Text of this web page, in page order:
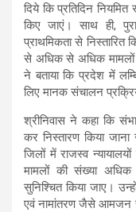
दिये कि प्रतिदिन
किए जाएं। साथ ही,
प्राथमिकता से निस्तारित
से अधिक से अधिक मामलों
ने बताया कि प्रदेश में
लिए मानक संचालन
श्रीनिवास ने कहा कि
कर निस्तारण किया
जिलों में राजस्व
मामलों की संख्या अधिक
सुनिश्चित किया जाए।
एवं नामांतरण जैसे आमजन